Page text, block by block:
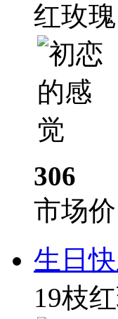
红玫
306
市场价
生日
19枝